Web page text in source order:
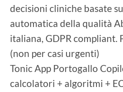
decisioni cliniche basate
automatica della qualità
italiana, GDPR compliant.
(non per casi urgenti)
Tonic App Portogallo
calcolatori + algoritmi +